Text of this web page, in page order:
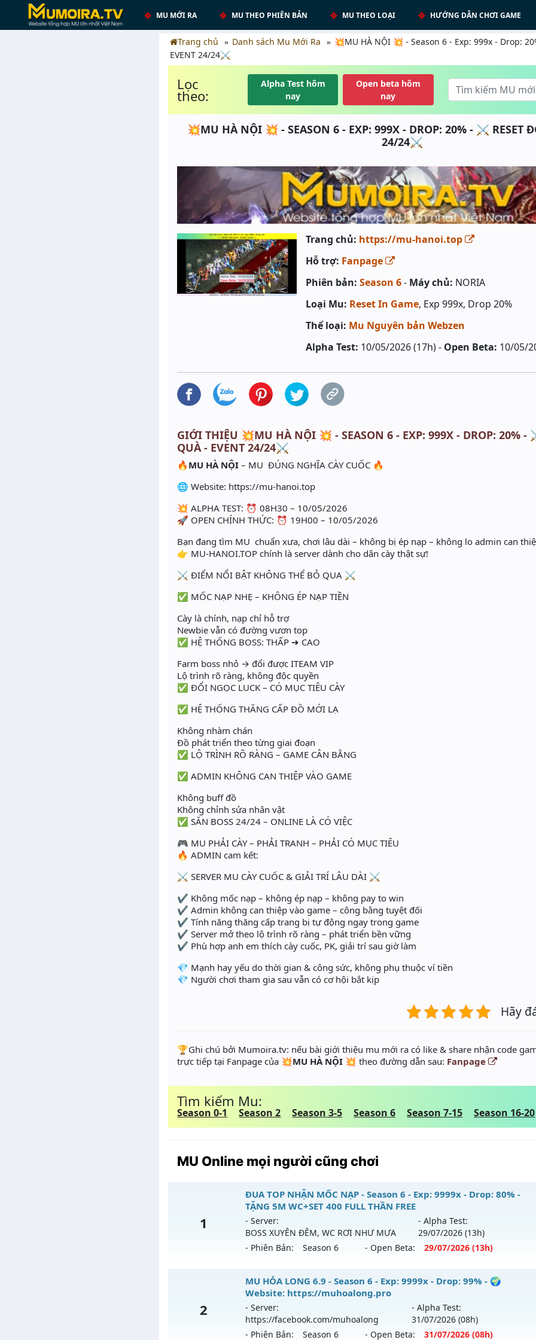
MU MỚI RA MU THEO PHIÊN BẢN MU THEO LOẠI HƯỚNG DẪN CHƠI GAME
Trang chủ Danh sách Mu Mới Ra
💥MU HÀ NỘI 💥 - Season 6 - Exp: 999x - Drop:
EVENT 24/24⚔️
Lọc
theo:
Alpha Test hôm
nay
Open beta hôm
nay
💥MU HÀ NỘI 💥 - SEASON 6 - EXP: 999X - DROP: 20% - ⚔️ RESET
24/24⚔️
Trang chủ: https://mu-hanoi.top
Hỗ trợ: Fanpage
Phiên bản: Season 6- Máy chủ: NORIA
Loại Mu: Reset In Game, Exp 999x, Drop 20%
Thể loại: Mu Nguyên bản Webzen
Alpha Test: 10/05/2026 (17h) - Open Beta: 10/05/
GIỚI THIỆU 💥MU HÀ NỘI 💥 - SEASON 6 - EXP: 999X - DROP: 20% -
QUÀ - EVENT 24/24⚔️
🔥 MU HÀ NỘI – MU ĐÚNG NGHĨA CÀY CUỐC 🔥
🌐 Website: https://mu-hanoi.top
💥 ALPHA TEST: ⏰ 08H30 – 10/05/2026
🚀 OPEN CHÍNH THỨC: ⏰ 19H00 – 10/05/2026
Bạn đang tìm MU chuẩn xưa, chơi lâu dài – không bị ép nạp – không lo admin can
👉 MU-HANOI.TOP chính là server dành cho dân cày thật sự!
⚔️ ĐIỂM NỔI BẬT KHÔNG THỂ BỎ QUA ⚔️
✅ MỐC NẠP NHẸ – KHÔNG ÉP NẠP TIỀN
Cày là chính, nạp chỉ hỗ trợ
Newbie vẫn có đường vươn top
✅ HỆ THỐNG BOSS: THẤP ➜ CAO
Farm boss nhỏ → đổi được ITEAM VIP
Lộ trình rõ ràng, không độc quyền
✅ ĐỔI NGỌC LUCK – CÓ MỤC TIÊU CÀY
✅ HỆ THỐNG THĂNG CẤP ĐỒ MỚI LẠ
Không nhàm chán
Đồ phát triển theo từng giai đoạn
✅ LỘ TRÌNH RÕ RÀNG – GAME CÂN BẰNG
✅ ADMIN KHÔNG CAN THIỆP VÀO GAME
Không buff đồ
Không chỉnh sửa nhân vật
✅ SĂN BOSS 24/24 – ONLINE LÀ CÓ VIỆC
🎮 MU PHẢI CÀY – PHẢI TRANH – PHẢI CÓ MỤC TIÊU
🔥 ADMIN cam kết:
⚔️ SERVER MU CÀY CUỐC & GIẢI TRÍ LÂU DÀI ⚔️
✔️ Không mốc nạp – không ép nạp – không pay to win
✔️ Admin không can thiệp vào game – công bằng tuyệt đối
✔️ Tính năng thăng cấp trang bị tự động ngay trong game
✔️ Server mở theo lộ trình rõ ràng – phát triển bền vững
✔️ Phù hợp anh em thích cày cuốc, PK, giải trí sau giờ làm
💎 Mạnh hay yếu do thời gian & công sức, không phụ thuộc ví tiền
💎 Người chơi tham gia sau vẫn có cơ hội bắt kịp
Hãy
️🏆Ghi chú bởi Mumoira.tv: nếu bài giới thiệu mu mới ra có like & share nhận code
trực tiếp tại Fanpage của 💥MU HÀ NỘI 💥 theo đường dẫn sau: Fanpage
Tìm kiếm Mu:
Season 0-1 Season 2 Season 3-5 Season 6 Season 7-15 Season 16-20
MU Online mọi người cũng chơi
1
ĐUA TOP NHẬN MỐC NẠP - Season 6 - Exp: 9999x - Drop: 80% -
TẶNG 5M WC+SET 400 FULL THẦN FREE
- Server:
BOSS XUYÊN ĐÊM, WC RƠI NHƯ MƯA
- Alpha Test:
29/07/2026 (13h)
- Phiên Bản:
Season 6 - Open Beta: 29/07/2026 (13h)
ĐUA TOP NHẬN MỐC NẠP - TẶNG 5M WC+SET 400 FULL THẦN
Mu mới ra tháng 07 2026 - Mở máy chủBOSS XUYÊN ĐÊM, WC
13h ngày 29/07/2626
Exp: 9999x - Drop: 80%
2
MU HỎA LONG 6.9 - Season 6 - Exp: 9999x - Drop: 99% - 🌍
Website: https://muhoalong.pro
- Server:
https://facebook.com/muhoalong
- Alpha Test:
31/07/2026 (08h)
- Phiên Bản:
Season 6 - Open Beta: 31/07/2026 (08h)